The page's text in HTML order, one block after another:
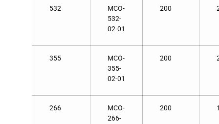
532
MCO-
532-
02-01
200
355
MCO-
355-
02-01
200
266
MCO-
266-
200